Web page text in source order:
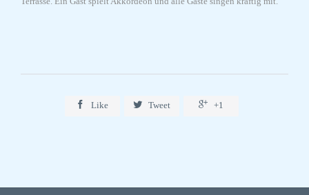
 Like  Tweet  +1